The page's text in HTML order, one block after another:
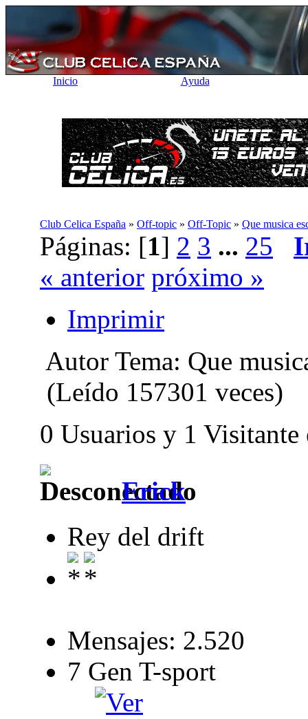
Inicio Ayuda
Club Celica España » Off-topic » Off-Topic » Que musica
Páginas: [1] 2 3 ... 25
« anterior próximo »
Imprimir
Autor Tema: Que
(Leído 157301 veces)
0 Usuarios y 1 Visitante
Erick
Rey del drift
Mensajes: 2.520
7 Gen T-sport